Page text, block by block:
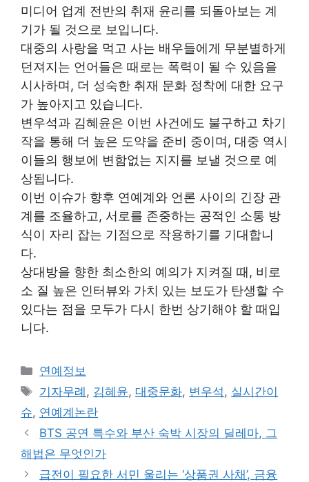
미디어 업계 전반의 취재 윤리를 되돌아보는 계
기가 될 것으로 보입니다.
대중의 사랑을 먹고 사는 배우들에게 무분별하게
던져지는 언어들은 때로는 폭력이 될 수 있음을
시사하며, 더 성숙한 취재 문화 정착에 대한 요구
가 높아지고 있습니다.
변우석과 김혜윤은 이번 사건에도 불구하고 차기
작을 통해 더 높은 도약을 준비 중이며, 대중 역시
이들의 행보에 변함없는 지지를 보낼 것으로 예
상됩니다.
이번 이슈가 향후 연예계와 언론 사이의 긴장 관
계를 조율하고, 서로를 존중하는 공적인 소통 방
식이 자리 잡는 기점으로 작용하기를 기대합니
다.
상대방을 향한 최소한의 예의가 지켜질 때, 비로
소 질 높은 인터뷰와 가치 있는 보도가 탄생할 수
있다는 점을 모두가 다시 한번 상기해야 할 때입
니다.
Categories
연예정보
Tags
기자무례 , 김혜윤,대중문화, 변우석 , 실시간이
슈, 연예계논란
BTS 공연 특수와 부산 숙박 시장의 딜레마, 그
해법은 무엇인가
급전이 필요한 서민 울리는 ‘상품권 사채’, 금융